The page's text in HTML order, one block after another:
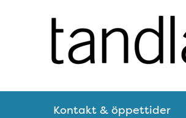
Tillgänglighetsmeny
Huvudmeny
Kontakt & öppettider